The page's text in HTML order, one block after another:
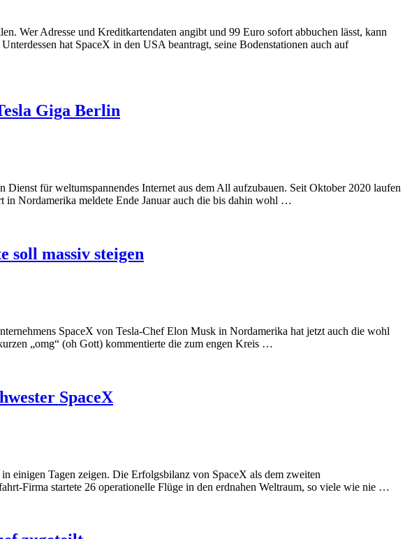
Wer Adresse und Kreditkartendaten angibt und 99 Euro sofort abbuchen lässt, kann
hat SpaceX in den USA beantragt, seine Bodenstationen auch auf
Giga Berlin
für weltumspannendes Internet aus dem All aufzubauen. Seit Oktober 2020 laufen
in Nordamerika meldete Ende Januar auch die bis dahin wohl …
soll massiv steigen
SpaceX von Tesla-Chef Elon Musk in Nordamerika hat jetzt auch die wohl
„omg“ (oh Gott) kommentierte die zum engen Kreis …
SpaceX
einigen Tagen zeigen. Die Erfolgsbilanz von SpaceX als dem zweiten
Firma startete 26 operationelle Flüge in den erdnahen Weltraum, so viele wie nie …